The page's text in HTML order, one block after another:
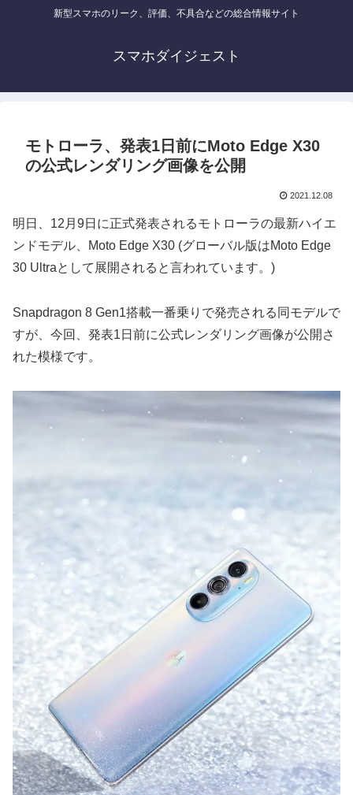
新型スマホのリーク、評価、不具合などの総合情報サイト
スマホダイジェスト
モトローラ、発表1日前にMoto Edge X30
の公式レンダリング画像を公開
2021.12.08
明日、12月9日に正式発表されるモトローラの最新ハイエ
ンドモデル、Moto Edge X30 (グローバル版はMoto Edge
30 Ultraとして展開されると言われています。)
Snapdragon 8 Gen1搭載一番乗りで発売される同モデルで
すが、今回、発表1日前に公式レンダリング画像が公開さ
れた模様です。